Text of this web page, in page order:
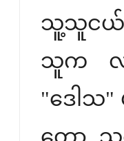
သူ့သူငယ်ခ
သူက လ
"ဒေါသ